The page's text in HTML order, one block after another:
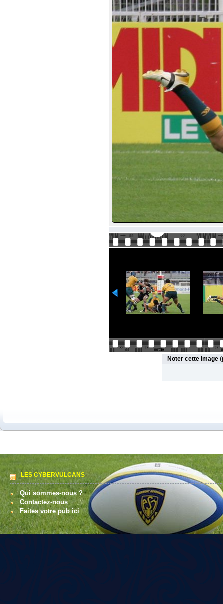
Noter cette image
LES CYBERVULCANS
Qui sommes-nous ?
Contactez-nous
Faites votre pub ici